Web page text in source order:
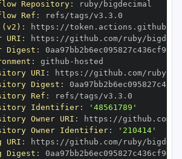
Repository:
Ref :
(v2) : https :
URI : https :
Digest :
: github -
URI : https :
Digest :
Ref :
Identifier:
'48561789'
Owner URI : https :
Owner Identifier:
'210414'
URI : https :
Digest :